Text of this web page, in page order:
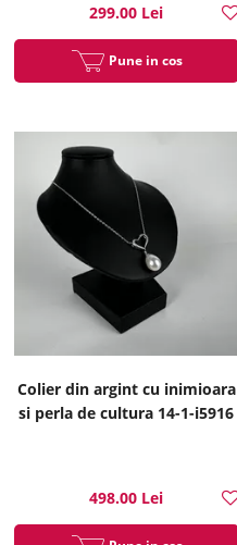
299.00 Lei
Pune in cos
Colier din argint cu inimioara
si perla de cultura 14-1-i5916
498.00 Lei